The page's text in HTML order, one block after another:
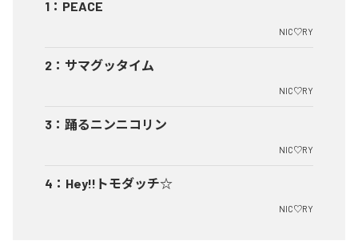
1 ： PEACE
NIC♡RY
2 ： サマグッタイム
NIC♡RY
3 ： 踊るニンニコリン
NIC♡RY
4 ： Hey!!トモダッチ☆
NIC♡RY